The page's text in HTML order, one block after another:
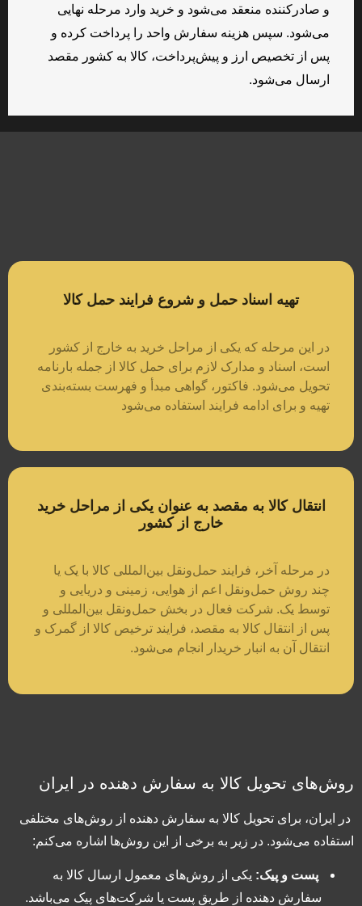
و صادرکننده منعقد می‌شود و خرید وارد مرحله نهایی
می‌شود. سپس هزینه سفارش واحد را پرداخت کرده و
پس از تخصیص ارز و پیش‌پرداخت، کالا به کشور مقصد
ارسال می‌شود.
تهیه اسناد حمل و شروع فرایند حمل کالا
در این مرحله که یکی از مراحل خرید به خارج از کشور
است، اسناد و مدارک لازم برای حمل کالا از جمله بارنامه
تحویل می‌شود. فاکتور، گواهی مبدأ و فهرست بسته‌بندی
تهیه و برای ادامه فرایند استفاده می‌شود
انتقال کالا به مقصد به عنوان یکی از مراحل خرید
خارج از کشور
در مرحله آخر، فرایند حمل‌ونقل بین‌المللی کالا با یک یا
چند روش حمل‌ونقل اعم از هوایی، زمینی و دریایی و
توسط یک. شرکت فعال در بخش حمل‌ونقل بین‌المللی و
پس از انتقال کالا به مقصد، فرایند ترخیص کالا از گمرک و
انتقال آن به انبار خریدار انجام می‌شود.
روش‌های تحویل کالا به سفارش دهنده در ایران
در ایران، برای تحویل کالا به سفارش دهنده از روش‌های مختلفی
استفاده می‌شود. در زیر به برخی از این روش‌ها اشاره می‌کنم:
پست و پیک: یکی از روش‌های معمول ارسال کالا به
سفارش دهنده از طریق پست یا شرکت‌های پیک می‌باشد.